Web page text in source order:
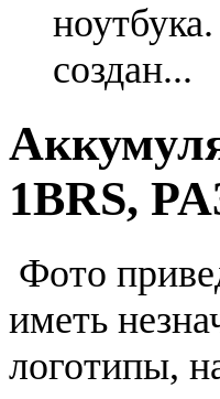
создан...
1BRS,
Фото
иметь
логотипы,